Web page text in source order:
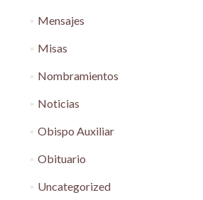
Mensajes
Misas
Nombramientos
Noticias
Obispo Auxiliar
Obituario
Uncategorized